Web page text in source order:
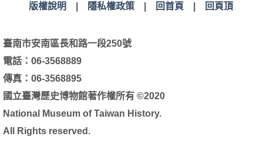
版權說明 隱私權政策| 回首頁 回頁頂
臺南市安南區長和路一段250號
電話：06-3568889
傳真：06-3568895
國立臺灣歷史博物館著作權所有 ©2020
National Museum of Taiwan History.
All Rights reserved.